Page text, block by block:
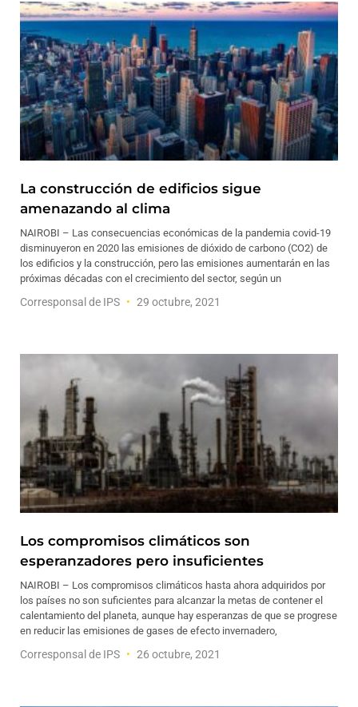
La construcción de edificios sigue
amenazando al clima
NAIROBI – Las consecuencias económicas de la pandemia covid-19
disminuyeron en 2020 las emisiones de dióxido de carbono (CO2) de
los edificios y la construcción, pero las emisiones aumentarán en las
próximas décadas con el crecimiento del sector, según un
Corresponsal de IPS 29 octubre, 2021
Los compromisos climáticos son
esperanzadores pero insuficientes
NAIROBI – Los compromisos climáticos hasta ahora adquiridos por
los países no son suficientes para alcanzar la metas de contener el
calentamiento del planeta, aunque hay esperanzas de que se progrese
en reducir las emisiones de gases de efecto invernadero,
Corresponsal de IPS 26 octubre, 2021